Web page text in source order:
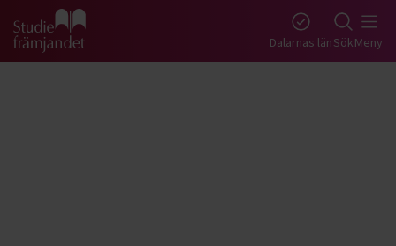
Gå till studiefrämjandets startsida Dalarnas länSökMeny